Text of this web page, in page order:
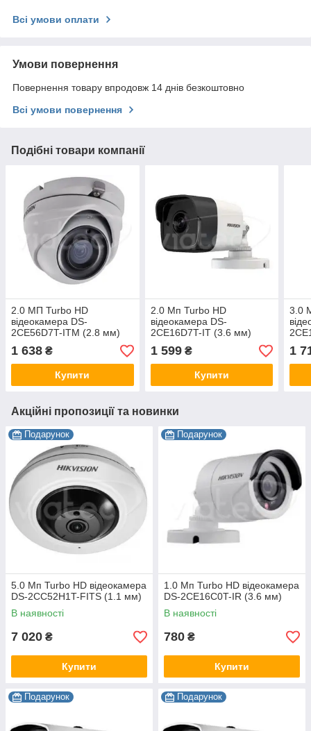
Всі умови оплати
Умови повернення
Повернення товару впродовж 14 днів безкоштовно
Всі умови повернення
Подібні товари компанії
2.0 МП Turbo HD
відеокамера DS-
2CE56D7T-ITM (2.8 мм)
1 638 ₴
Купити
2.0 Мп Turbo HD
відеокамера DS-
2CE16D7T-IT (3.6 мм)
1 599₴
Купити
3.0
1
Акційні пропозиції та новинки
Подарунок
5.0 Мп Turbo HD відеокамера
DS-2CC52H1T-FITS (1.1 мм)
В наявності
7 020 ₴
Купити
Подарунок
1.0 Мп Turbo HD відеокамера
DS-2CE16C0T-IR (3.6 мм)
В наявності
780 ₴
Купити
Подарунок Подарунок